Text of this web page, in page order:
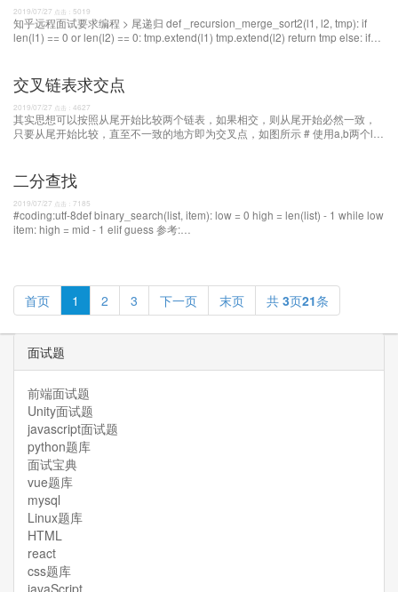
2019/07/27 点击： 5019
知乎远程面试要求编程 > 尾递归 def _recursion_merge_sort2(l1, l2, tmp): if
len(l1) == 0 or len(l2) == 0: tmp.extend(l1) tmp.extend(l2) return tmp else: if
交叉链表求交点
2019/07/27 点击： 4627
其实思想可以按照从尾开始比较两个链表，如果相交，则从尾开始必然一致，
只要从尾开始比较，直至不一致的地方即为交叉点，如图所示 # 使用a,b两个list
二分查找
2019/07/27 点击： 7185
#coding:utf-8def binary_search(list, item): low = 0 high = len(list) - 1 while low
item: high = mid - 1 elif guess 参考:
首页 1 2 3 下一页 末页 共 3页21条
面试题
前端面试题
Unity面试题
javascript面试题
python题库
面试宝典
vue题库
mysql
Linux题库
HTML
react
css题库
javaScript